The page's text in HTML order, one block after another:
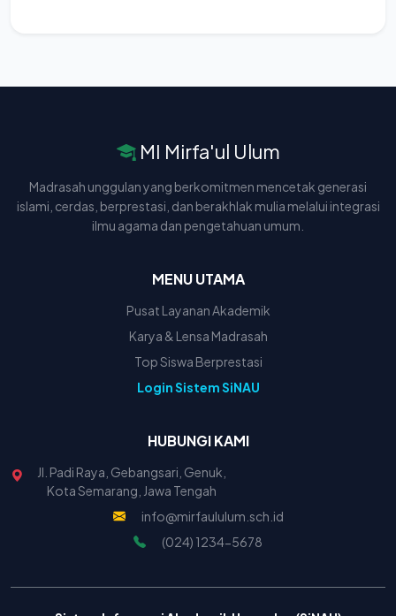
MI Mirfa'ul Ulum
Madrasah unggulan yang berkomitmen mencetak generasi
islami, cerdas, berprestasi, dan berakhlak mulia melalui integrasi
ilmu agama dan pengetahuan umum.
MENU UTAMA
Pusat Layanan Akademik
Karya & Lensa Madrasah
Top Siswa Berprestasi
Login Sistem SiNAU
HUBUNGI KAMI
Jl. Padi Raya, Gebangsari, Genuk,
Kota Semarang, Jawa Tengah
info@mirfaululum.sch.id
(024) 1234-5678